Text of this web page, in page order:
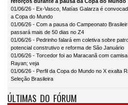
01/06/26 - Ex-Vasco, Matías Galarza é
a Copa do Mundo
01/06/26 - Com a pausa do Campeonato
passará mais de 50 dias no Z4
01/06/26 - Pedrinho falará em coletiva sobre
potencial construtivo e reforma de São Januário
01/06/26 - Torcedor foi ao Maracanã com
Rayan; veja
01/06/26 - Perfil da Copa do Mundo no X exalta
Seleção Brasileira
ÚLTIMAS DO FÓRUM